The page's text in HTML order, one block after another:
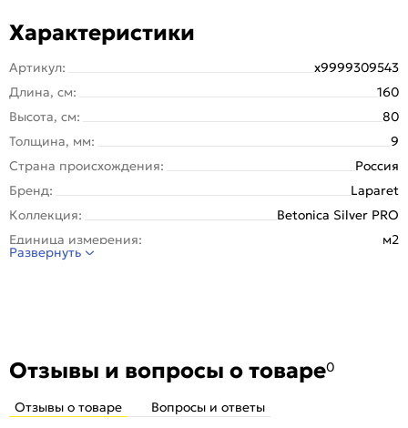
Характеристики
Артикул:
х9999309543
Длина, см:
160
Высота, см:
80
Толщина, мм:
9
Страна происхождения:
Россия
Бренд:
Laparet
Коллекция:
Betonica Silver PRO
Единица измерения:
м2
Назначение:
Вес 1 штуки, кг:
Материал:
Развернуть
Отзывы и вопросы о товаре0
Отзывы о товаре Вопросы и ответы